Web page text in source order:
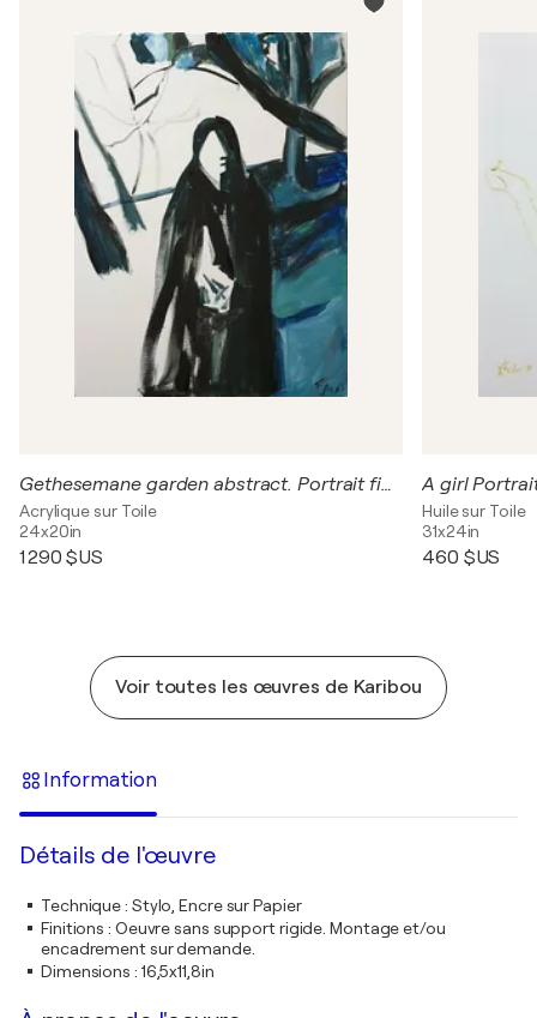
Gethesemane garden abstract. Portrait figurative by karibou.
Acrylique sur Toile
24x20in
1 290 $US
Huile sur Toile
31x24in
460 $US
Voir toutes les œuvres de Karibou
Information
Détails de l'œuvre
Technique: Stylo, Encre sur Papier
Finitions : Oeuvre sans support rigide. Montage et/ou
encadrement sur demande.
Dimensions : 16,5x11,8in